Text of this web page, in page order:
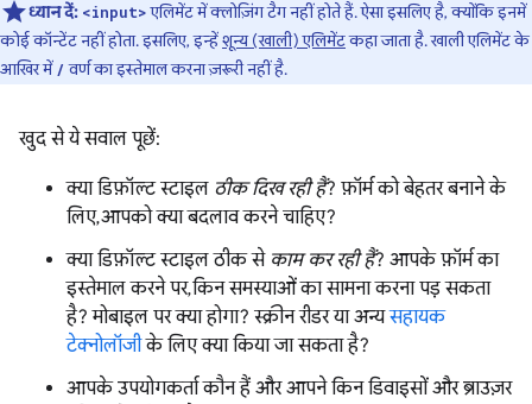
ध्यान दें: <input>एलिमेंट में क्लोज़िंग टैग नहीं होते हैं. ऐसा इसलिए है, क्योंकि इनमें
कोई कॉन्टेंट नहीं होता. इसलिए, इन्हेंशून्य (खाली) एलिमेंटकहा जाता है. खाली एलिमेंट के
आखिर में /वर्ण का इस्तेमाल करना ज़रूरी नहीं है.
खुद से ये सवाल पूछें:
क्या डिफ़ॉल्ट स्टाइल ठीक दिख रही हैं? फ़ॉर्म को बेहतर बनाने के
लिए, आपको क्या बदलाव करने चाहिए?
क्या डिफ़ॉल्ट स्टाइल ठीक से काम कर रही हैं? आपके फ़ॉर्म का
इस्तेमाल करने पर, किन समस्याओं का सामना करना पड़ सकता
है? मोबाइल पर क्या होगा? स्क्रीन रीडर या अन्यसहायक
टेक्नोलॉजीके लिए क्या किया जा सकता है?
आपके उपयोगकर्ता कौन हैं और आपने किन डिवाइसों और ब्राउज़र